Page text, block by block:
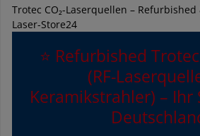
Trotec CO₂-Laserquellen –
Laser-Store24
⭐ Refurbished
(RF-
Keramikstrahler) – Ihr